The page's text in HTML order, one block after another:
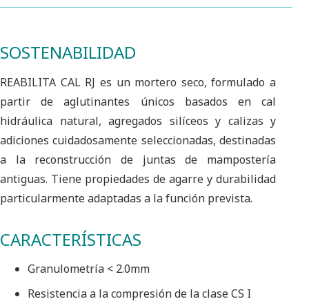
SOSTENABILIDAD
REABILITA CAL RJ es un mortero seco, formulado a
partir de aglutinantes únicos basados en cal
hidráulica natural, agregados silíceos y calizas y
adiciones cuidadosamente seleccionadas, destinadas
a la reconstrucción de juntas de mampostería
antiguas. Tiene propiedades de agarre y durabilidad
particularmente adaptadas a la función prevista.
CARACTERÍSTICAS
Granulometría < 2.0mm
Resistencia a la compresión de la clase CS I